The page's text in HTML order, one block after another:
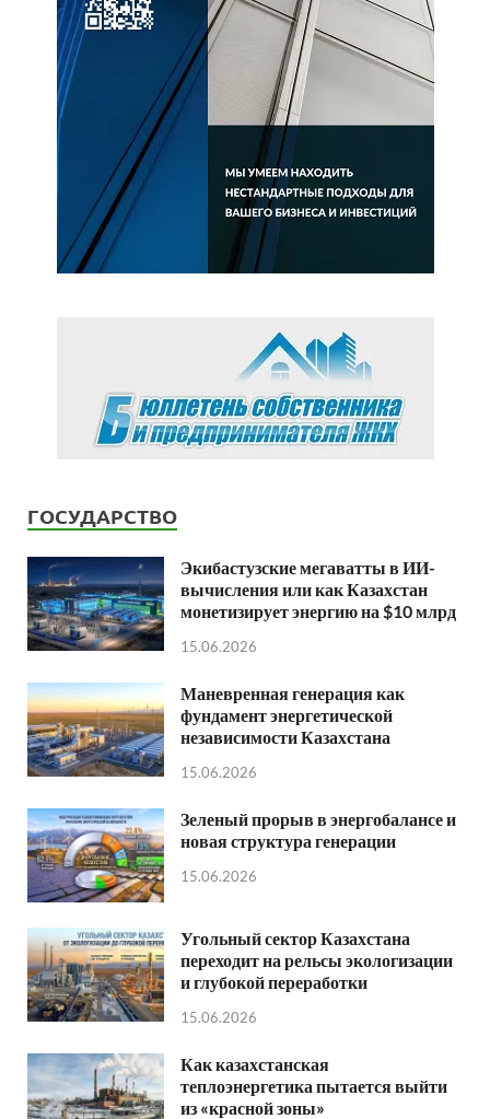
ГОСУДАРСТВО
Экибастузские мегаватты в ИИ-
вычисления или как Казахстан
монетизирует энергию на $10 млрд
15.06.2026
Маневренная генерация как
фундамент энергетической
независимости Казахстана
15.06.2026
Зеленый прорыв в энергобалансе и
новая структура генерации
15.06.2026
Угольный сектор Казахстана
переходит на рельсы экологизации
и глубокой переработки
15.06.2026
Как казахстанская
теплоэнергетика пытается выйти
из «красной зоны»